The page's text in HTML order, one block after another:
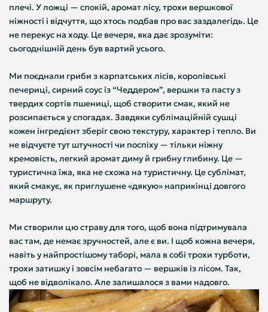
плечі. У ложці — спокій, аромат лісу, трохи вершкової
ніжності і відчуття, що хтось подбав про вас заздалегідь. Це
не перекус на ходу. Це вечеря, яка дає зрозуміти:
сьогоднішній день був вартий усього.
Ми поєднали гриби з карпатських лісів, королівські
печериці, сирний соус із “Чеддером”, вершки та пасту з
твердих сортів пшениці, щоб створити смак, який не
розсипається у спогадах. Завдяки сублімаційній сушці
кожен інгредієнт зберіг свою текстуру, характер і тепло. Ви
не відчуєте тут штучності чи поспіху — тільки ніжну
кремовість, легкий аромат диму й грибну глибину. Це —
туристична їжа, яка не схожа на туристичну. Це сублімат,
який смакує, як приглушене «дякую» наприкінці довгого
маршруту.
Ми створили цю страву для того, щоб вона підтримувала
вас там, де немає зручностей, але є ви. І щоб кожна вечеря,
навіть у найпростішому таборі, мала в собі трохи турботи,
трохи затишку і зовсім небагато — вершків із лісом. Так,
щоб не відволікало. Але залишалося з вами надовго.